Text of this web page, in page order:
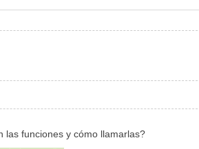
las funciones y cómo llamarlas?